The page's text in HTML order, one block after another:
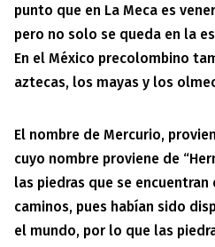
punto que en La Meca es
pero no solo se queda en la
En el México precolombino
aztecas, los mayas y los
El nombre de Mercurio,
cuyo nombre proviene de
las piedras que se
caminos, pues habían sido
el mundo, por lo que las